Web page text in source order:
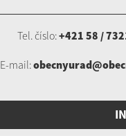
Tel. číslo:+421 58 /
E-mail: